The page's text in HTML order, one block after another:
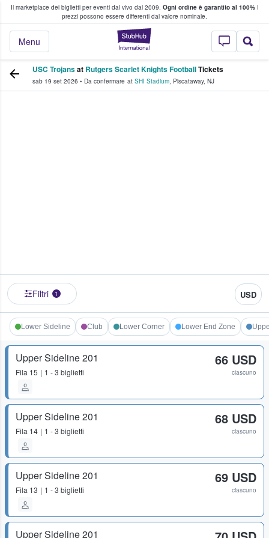
Il marketplace dei biglietti per eventi dal vivo dal 2009. Ogni ordine è garantito al 100%I
prezzi possono essere differenti dal valore nominale.
StubHub - Dove
Menu
fan comprano e vendono biglietti
USC Trojansat Rutgers Scarlet Knights FootballTickets
sab 19 set 2026 • Da confermare at SHI Stadium, Piscataway, NJ
Filtri 1 USD
Lower Sideline Club Lower Corner Lower End Zone
Upper Sideline 201
Fila 15 1 - 3 biglietti
66 USD
ciascuno
Upper Sideline 201
Fila 14 1 - 3 biglietti
68 USD
ciascuno
Upper Sideline 201
Fila 13 1 - 3 biglietti
69 USD
ciascuno
Upper Sideline 201